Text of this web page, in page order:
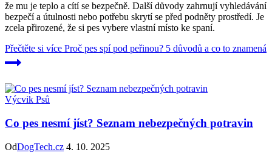
že mu je teplo a cítí se bezpečně. Další důvody zahrnují vyhledávání
bezpečí a útulnosti nebo potřebu skrytí se před podněty prostředí. Je
zcela přirozené, že si pes vybere vlastní místo ke spaní.
Přečtěte si více Proč pes spí pod peřinou? 5 důvodů a co to znamená
Výcvik Psů
Co pes nesmí jíst? Seznam nebezpečných potravin
OdDogTech.cz 4. 10. 2025